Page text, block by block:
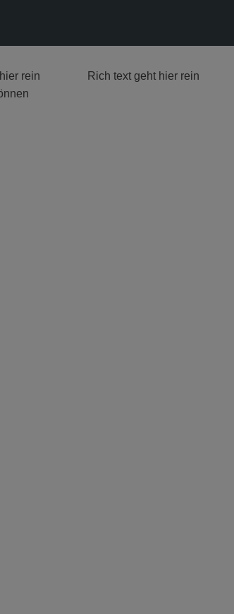
rein
Rich text geht hier rein